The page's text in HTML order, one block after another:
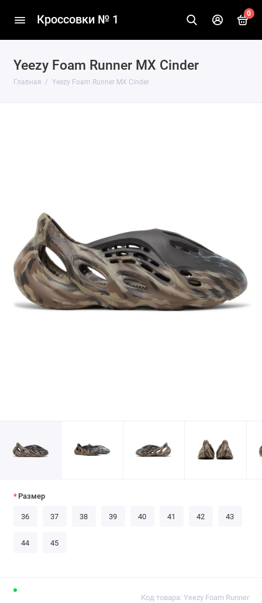
Кроссовки № 1 0
Yeezy Foam Runner MX Cinder
Главная Yeezy Foam Runner MX Cinder
Код товара: Yeezy Foam Runner
Размер
36 37 38 39 40 41 42 43
44 45